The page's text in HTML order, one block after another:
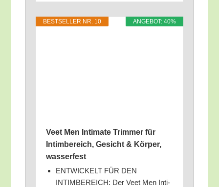
ANGE­BOT: 40%
BEST­SEL­LER NR. 10
Veet Men Inti­ma­te Trim­mer für
Intim­be­reich, Gesicht & Kör­per,
wasserfest
ENTWICKELT FÜR DEN
INTIMBEREICH: Der Veet Men Inti­